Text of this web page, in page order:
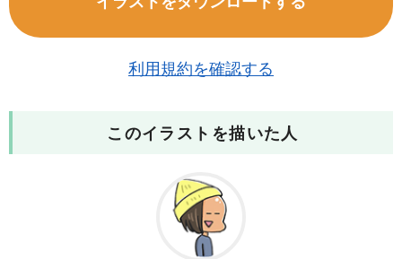
利用規約を確認する
このイラストを描いた人